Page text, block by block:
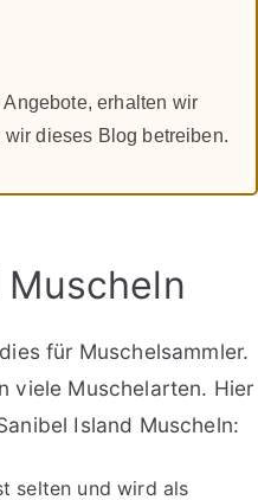
erhalten wir
dieses Blog betreiben.
für Muschelsammler.
viele Muschelarten. Hier
Island Muscheln:
selten und wird als